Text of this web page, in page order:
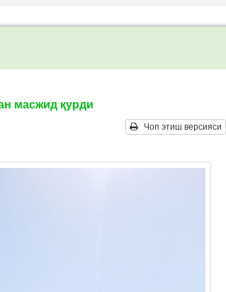
масжид қурди
Чоп этиш версияси